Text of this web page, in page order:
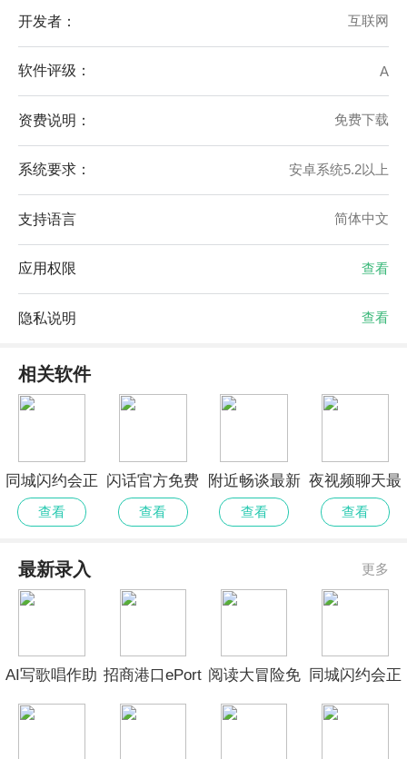
开发者： 互联网
软件评级： A
资费说明： 免费下载
系统要求： 安卓系统5.2以上
支持语言 简体中文
应用权限 查看
隐私说明 查看
相关软件
同城闪约会正
式版
查看
闪话官方免费
查看
附近畅谈最新
官方
查看
夜视频聊天最
新官网
查看
最新录入 更多
AI写歌唱作助 招商港口ePort 阅读大冒险免 同城闪约会正